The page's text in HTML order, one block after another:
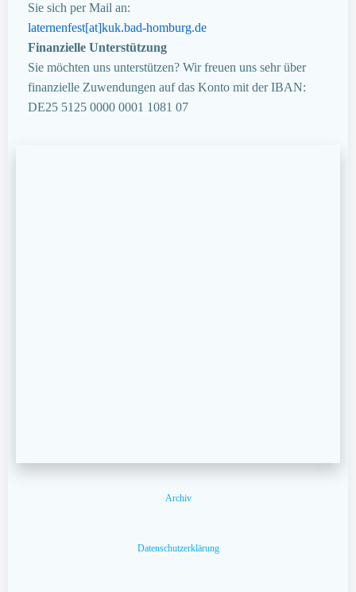
Sie sich per Mail an:
laternenfest[at]kuk.bad-homburg.de
Finanzielle Unterstützung
Sie möchten uns unterstützen? Wir freuen uns sehr über
finanzielle Zuwendungen auf das Konto mit der IBAN:
DE25 5125 0000 0001 1081 07
Archiv
Datenschutzerklärung